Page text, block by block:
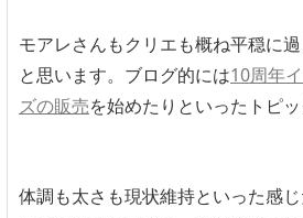
モアレさんもクリエも概ね平穏に
と思います。ブログ的には10周年
ズの販売を始めたりといったトピッ
体調も太さも現状維持といった感じ